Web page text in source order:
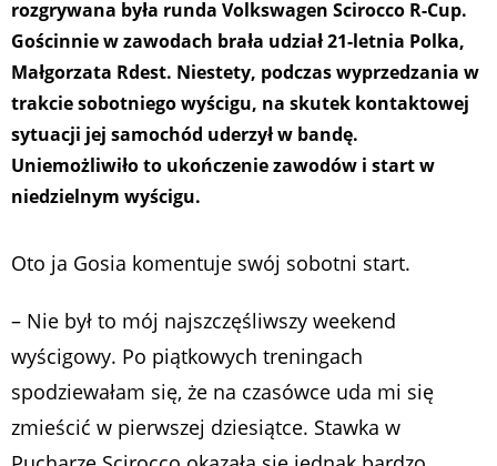
rozgrywana była runda Volkswagen Scirocco R-Cup.
Gościnnie w zawodach brała udział 21-letnia Polka,
Małgorzata Rdest. Niestety, podczas wyprzedzania w
trakcie sobotniego wyścigu, na skutek kontaktowej
sytuacji jej samochód uderzył w bandę.
Uniemożliwiło to ukończenie zawodów i start w
niedzielnym wyścigu.
Oto ja Gosia komentuje swój sobotni start.
– Nie był to mój najszczęśliwszy weekend
wyścigowy. Po piątkowych treningach
spodziewałam się, że na czasówce uda mi się
zmieścić w pierwszej dziesiątce. Stawka w